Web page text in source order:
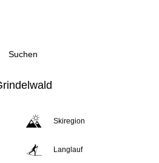
Suchen
Skiregion
Langlauf